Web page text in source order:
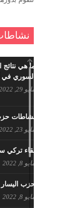
ننساك –
ما هي نتائج
السوري في
مايو 29, 2022
نشاطات
مايو 23, 2022
لقاء تركي
مايو 8, 2022
حزب
مايو 8, 2022